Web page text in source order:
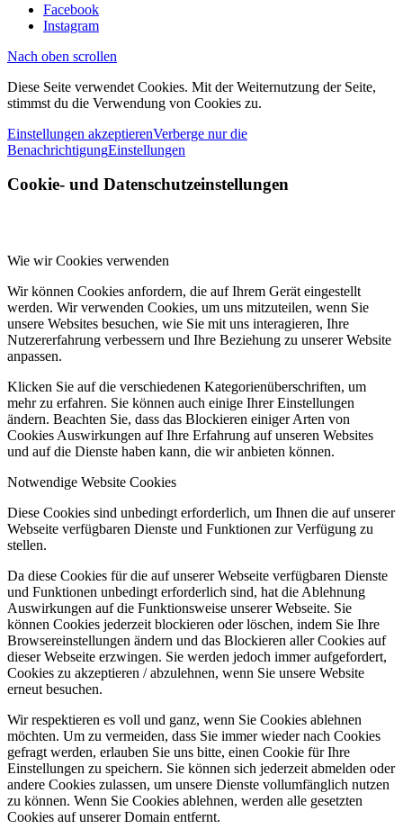
Facebook
Instagram
Nach oben scrollen
Diese Seite verwendet Cookies. Mit der Weiternutzung der Seite,
stimmst du die Verwendung von Cookies zu.
Einstellungen akzeptierenVerberge nur die
BenachrichtigungEinstellungen
Cookie- und Datenschutzeinstellungen
Wie wir Cookies verwenden
Wir können Cookies anfordern, die auf Ihrem Gerät eingestellt
werden. Wir verwenden Cookies, um uns mitzuteilen, wenn Sie
unsere Websites besuchen, wie Sie mit uns interagieren, Ihre
Nutzererfahrung verbessern und Ihre Beziehung zu unserer Website
anpassen.
Klicken Sie auf die verschiedenen Kategorienüberschriften, um
mehr zu erfahren. Sie können auch einige Ihrer Einstellungen
ändern. Beachten Sie, dass das Blockieren einiger Arten von
Cookies Auswirkungen auf Ihre Erfahrung auf unseren Websites
und auf die Dienste haben kann, die wir anbieten können.
Notwendige Website Cookies
Diese Cookies sind unbedingt erforderlich, um Ihnen die auf unserer
Webseite verfügbaren Dienste und Funktionen zur Verfügung zu
stellen.
Da diese Cookies für die auf unserer Webseite verfügbaren Dienste
und Funktionen unbedingt erforderlich sind, hat die Ablehnung
Auswirkungen auf die Funktionsweise unserer Webseite. Sie
können Cookies jederzeit blockieren oder löschen, indem Sie Ihre
Browsereinstellungen ändern und das Blockieren aller Cookies auf
dieser Webseite erzwingen. Sie werden jedoch immer aufgefordert,
Cookies zu akzeptieren / abzulehnen, wenn Sie unsere Website
erneut besuchen.
Wir respektieren es voll und ganz, wenn Sie Cookies ablehnen
möchten. Um zu vermeiden, dass Sie immer wieder nach Cookies
gefragt werden, erlauben Sie uns bitte, einen Cookie für Ihre
Einstellungen zu speichern. Sie können sich jederzeit abmelden oder
andere Cookies zulassen, um unsere Dienste vollumfänglich nutzen
zu können. Wenn Sie Cookies ablehnen, werden alle gesetzten
Cookies auf unserer Domain entfernt.